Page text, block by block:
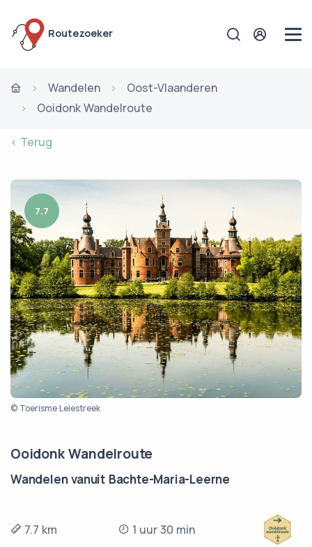
Routezoeker
Wandelen
Oost-Vlaanderen
Ooidonk Wandelroute
< Terug
7.7
© Toerisme Leiestreek
Ooidonk Wandelroute
Wandelen vanuit Bachte-Maria-Leerne
7.7 km 1 uur 30 min